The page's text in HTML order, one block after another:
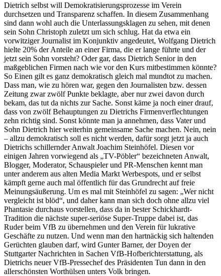
Dietrich selbst will Demokratisierungsprozesse im Verein
durchsetzen und Transparenz schaffen. In diesem Zusammenhang
sind dann wohl auch die Unterlassungsklagen zu sehen, mit denen
sein Sohn Christoph zuletzt um sich schlug. Hat da etwa ein
vorwitziger Journalist im Konjunktiv angedeutet, Wolfgang Dietrich
hielte 20% der Anteile an einer Firma, die er lange führte und der
jetzt sein Sohn vorsteht? Oder gar, dass Dietrich Senior in den
maßgeblichen Firmen nach wie vor den Kurs mitbestimmen könnte?
So Einen gilt es ganz demokratisch gleich mal mundtot zu machen.
Dass man, wie zu hören war, gegen den Journalisten bzw. dessen
Zeitung zwar zwölf Punkte beklagte, aber nur zwei davon durch
bekam, das tut da nichts zur Sache. Sonst käme ja noch einer drauf,
dass von zwölf Behauptungen zu Dietrichs Firmenverflechtungen
zehn richtig sind. Sonst könnte man ja annehmen, dass Vater und
Sohn Dietrich hier weiterhin gemeinsame Sache machen. Nein, nein
– allzu demokratisch soll es nicht werden, dafür sorgt jetzt ja auch
Dietrichs schillernder Anwalt Joachim Steinhöfel. Diesen vor
einigen Jahren vorwiegend als „TV-Pöbler“ bezeichneten Anwalt,
Blogger, Moderator, Schauspieler und PR-Menschen kennt man
unter anderem aus alten Media Markt Werbespots, und er selbst
kämpft gerne auch mal öffentlich für das Grundrecht auf freie
Meinungsäußerung. Um es mal mit Steinhöfel zu sagen: „Wer nicht
vergleicht ist blöd“, und daher kann man sich doch ohne allzu viel
Phantasie durchaus vorstellen, dass da in bester Schickhardt-
Tradition die nächste super-seriöse Super-Truppe dabei ist, das
Ruder beim VfB zu übernehmen und den Verein für lukrative
Geschäfte zu nutzen. Und wenn man den hartnäckig sich haltenden
Gerüchten glauben darf, wird Gunter Barner, der Doyen der
Stuttgarter Nachrichten in Sachen VfB-Hofberichterstattung, als
Dietrichs neuer VfB-Pressechef des Präsidenten Tun dann in den
allerschönsten Worthülsen unters Volk bringen.